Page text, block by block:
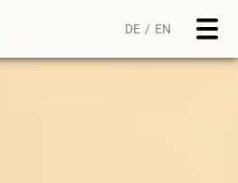
DE EN